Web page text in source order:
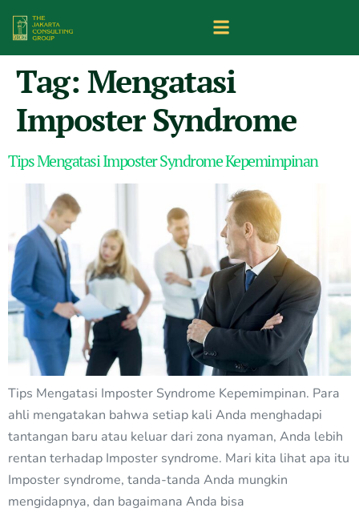
Tag: Mengatasi
Imposter Syndrome
Tips Mengatasi Imposter Syndrome Kepemimpinan
Tips Mengatasi Imposter Syndrome Kepemimpinan. Para
ahli mengatakan bahwa setiap kali Anda menghadapi
tantangan baru atau keluar dari zona nyaman, Anda lebih
rentan terhadap Imposter syndrome. Mari kita lihat apa itu
Imposter syndrome, tanda-tanda Anda mungkin
mengidapnya, dan bagaimana Anda bisa